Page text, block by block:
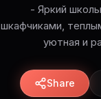
- Яркий
шкафчиками,
уютная и
Share